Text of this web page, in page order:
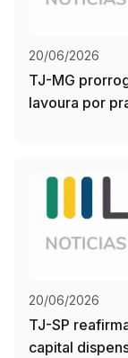
20/06/2026
TJ-MG
lavoura por
20/06/2026
TJ-SP
capital